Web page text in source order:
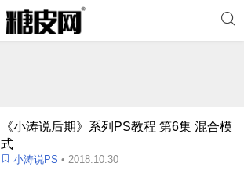
《小涛说后期》系列PS教程 第6集 混合模
式
小涛说PS • 2018.10.30